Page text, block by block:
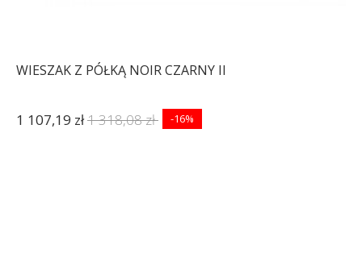
WIESZAK Z PÓŁKĄ NOIR CZARNY II
1 107,19 zł1 318,08 zł -16%